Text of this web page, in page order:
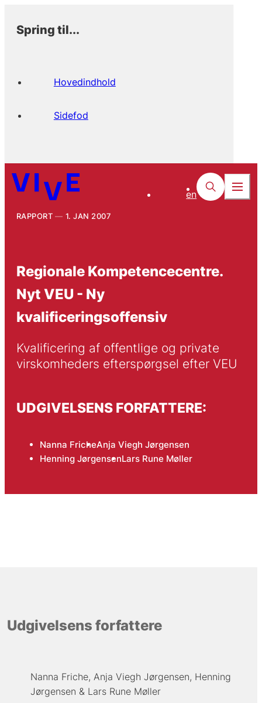
Spring til...
Hovedindhold
Sidefod
en
RAPPORT 1. JAN 2007
Regionale Kompetencecentre.
Nyt VEU - Ny
kvalificeringsoffensiv
Kvalificering af offentlige og private
virskomheders efterspørgsel efter VEU
UDGIVELSENS FORFATTERE:
Nanna FricheAnja Viegh Jørgensen
Henning JørgensenLars Rune Møller
Udgivelsens forfattere
Nanna Friche Anja Viegh Jørgensen Henning
Jørgensen
Lars Rune Møller